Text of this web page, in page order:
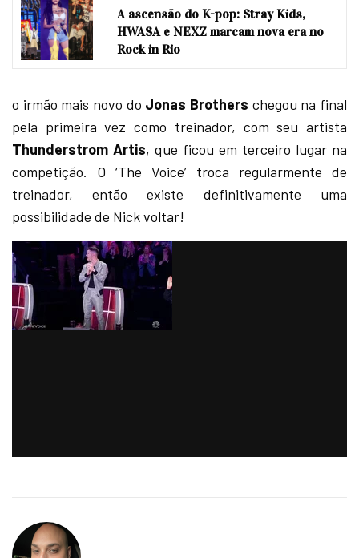
A ascensão do K-pop: Stray Kids,
HWASA e NEXZ marcam nova era no
Rock in Rio
o irmão mais novo do Jonas Brothers chegou na final
pela primeira vez como treinador, com seu artista
Thunderstrom Artis, que ficou em terceiro lugar na
competição. O ‘The Voice’ troca regularmente de
treinador, então existe definitivamente uma
possibilidade de Nick voltar!